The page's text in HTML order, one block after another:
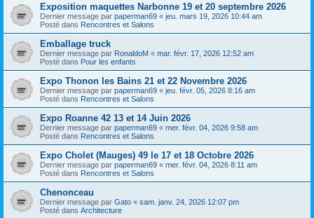
Exposition maquettes Narbonne 19 et 20 septembre 2026
Dernier message par paperman69 « jeu. mars 19, 2026 10:44 am
Posté dans Rencontres et Salons
Emballage truck
Dernier message par RonaldoM « mar. févr. 17, 2026 12:52 am
Posté dans Pour les enfants
Expo Thonon les Bains 21 et 22 Novembre 2026
Dernier message par paperman69 « jeu. févr. 05, 2026 8:16 am
Posté dans Rencontres et Salons
Expo Roanne 42 13 et 14 Juin 2026
Dernier message par paperman69 « mer. févr. 04, 2026 9:58 am
Posté dans Rencontres et Salons
Expo Cholet (Mauges) 49 le 17 et 18 Octobre 2026
Dernier message par paperman69 « mer. févr. 04, 2026 8:11 am
Posté dans Rencontres et Salons
Chenonceau
Dernier message par Gato « sam. janv. 24, 2026 12:07 pm
Posté dans Architecture